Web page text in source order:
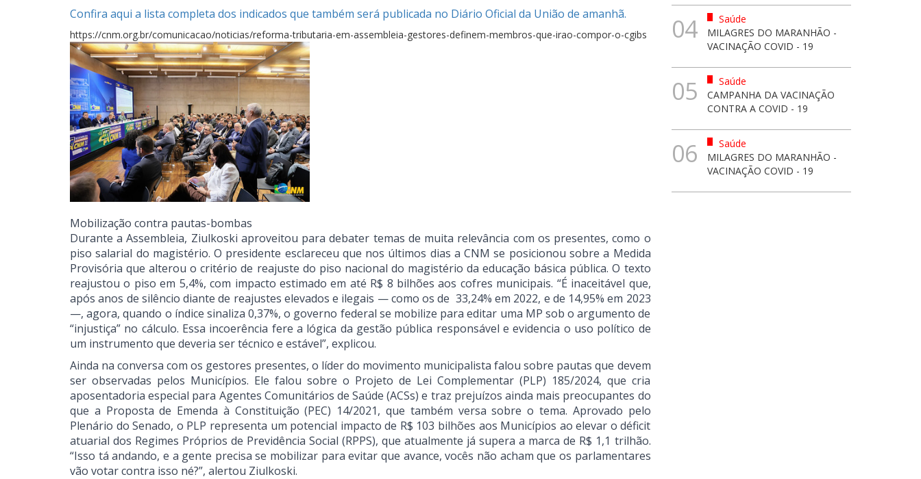
Confira aqui a lista completa dos indicados que também será publicada no Diário Oficial da União de amanhã.
https://cnm.org.br/comunicacao/noticias/reforma-tributaria-em-assembleia-gestores-definem-membros-que-irao-compor-o-cgibs
Mobilização contra pautas-bombas
Durante a Assembleia, Ziulkoski aproveitou para debater temas de muita relevância com os presentes, como o
piso salarial do magistério. O presidente esclareceu que nos últimos dias a CNM se posicionou sobre a Medida
Provisória que alterou o critério de reajuste do piso nacional do magistério da educação básica pública. O texto
reajustou o piso em 5,4%, com impacto estimado em até R$ 8 bilhões aos cofres municipais. “É inaceitável que,
após anos de silêncio diante de reajustes elevados e ilegais — como os de 33,24% em 2022, e de 14,95% em 2023
—, agora, quando o índice sinaliza 0,37%, o governo federal se mobilize para editar uma MP sob o argumento de
“injustiça” no cálculo. Essa incoerência fere a lógica da gestão pública responsável e evidencia o uso político de
um instrumento que deveria ser técnico e estável”, explicou.
Ainda na conversa com os gestores presentes, o líder do movimento municipalista falou sobre pautas que devem
ser observadas pelos Municípios. Ele falou sobre o Projeto de Lei Complementar (PLP) 185/2024, que cria
aposentadoria especial para Agentes Comunitários de Saúde (ACSs) e traz prejuízos ainda mais preocupantes do
que a Proposta de Emenda à Constituição (PEC) 14/2021, que também versa sobre o tema. Aprovado pelo
Plenário do Senado, o PLP representa um potencial impacto de R$ 103 bilhões aos Municípios ao elevar o déficit
atuarial dos Regimes Próprios de Previdência Social (RPPS), que atualmente já supera a marca de R$ 1,1 trilhão.
“Isso tá andando, e a gente precisa se mobilizar para evitar que avance, vocês não acham que os parlamentares
vão votar contra isso né?”, alertou Ziulkoski.
04
Saúde
MILAGRES DO MARANHÃO -
VACINAÇÃO COVID - 19
05
Saúde
CAMPANHA DA VACINAÇÃO
CONTRA A COVID - 19
06
Saúde
MILAGRES DO MARANHÃO -
VACINAÇÃO COVID - 19